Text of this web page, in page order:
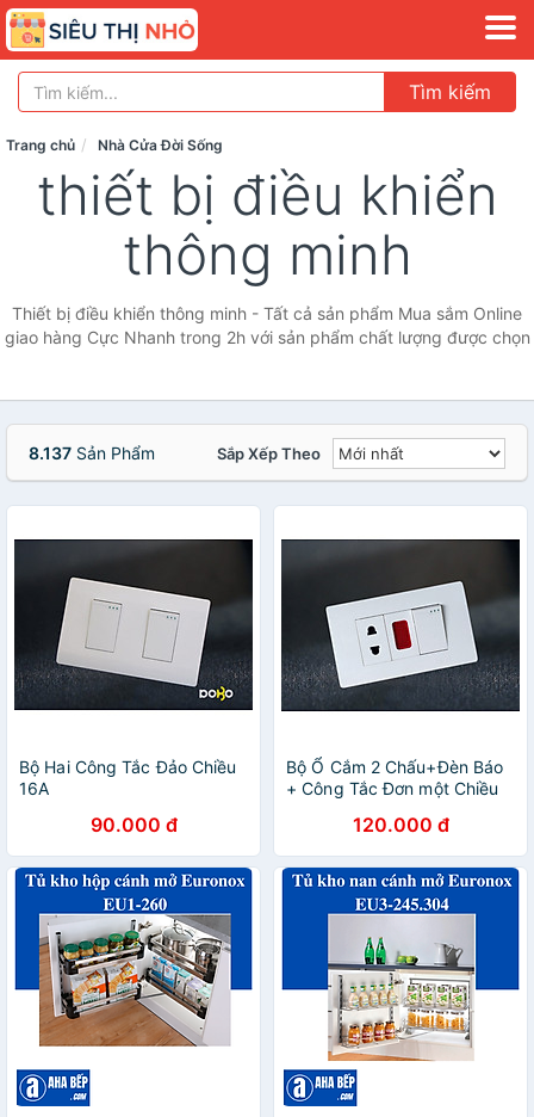
Tìm kiếm
Trang chủ Nhà Cửa Đời Sống
thiết bị điều khiển
thông minh
Thiết bị điều khiển thông minh - Tất cả sản phẩm Mua sắm Online
giao hàng Cực Nhanh trong 2h với sản phẩm chất lượng được chọn
8.137 Sản Phẩm Sắp Xếp Theo
Bộ Hai Công Tắc Đảo Chiều
16A
90.000 đ
Bộ Ổ Cắm 2 Chấu+Đèn Báo
+ Công Tắc Đơn một Chiều
120.000 đ